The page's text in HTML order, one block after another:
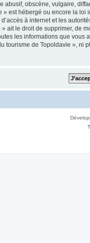
abusif, obscène, vulgaire,
» est hébergé ou encore la
à internet et les
ait le droit de supprimer, de
les informations que
tourisme de Topoldavie »,